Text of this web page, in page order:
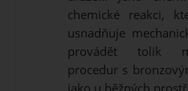
chemické reakci,
usnadňuje
provádět tolik
procedur s